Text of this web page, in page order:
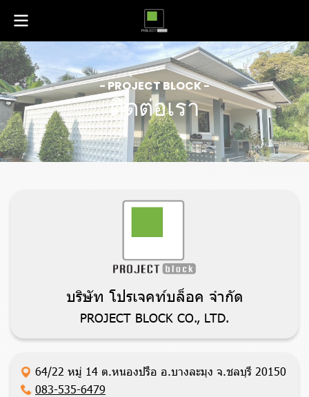
- PROJECT BLOCK -
ติดต่อเรา
บริษัท โปรเจคท์บล็อค จำกัด
PROJECT BLOCK CO., LTD.
64/22 หมู่ 14 ต.หนองปรือ อ.บางละมุง จ.ชลบุรี 20150
083-535-6479